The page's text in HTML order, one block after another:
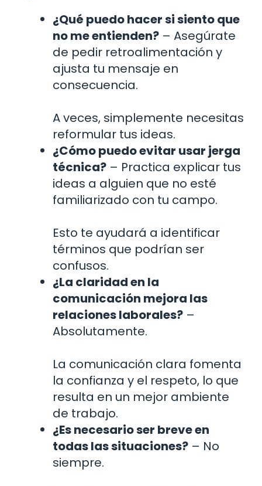
¿Qué puedo hacer si siento que
no me entienden? – Asegúrate
de pedir retroalimentación y
ajusta tu mensaje en
consecuencia.
A veces, simplemente necesitas
reformular tus ideas.
¿Cómo puedo evitar usar jerga
técnica? – Practica explicar tus
ideas a alguien que no esté
familiarizado con tu campo.
Esto te ayudará a identificar
términos que podrían ser
confusos.
¿La claridad en la
comunicación mejora las
relaciones laborales? –
Absolutamente.
La comunicación clara fomenta
la confianza y el respeto, lo que
resulta en un mejor ambiente
de trabajo.
¿Es necesario ser breve en
todas las situaciones? – No
siempre.